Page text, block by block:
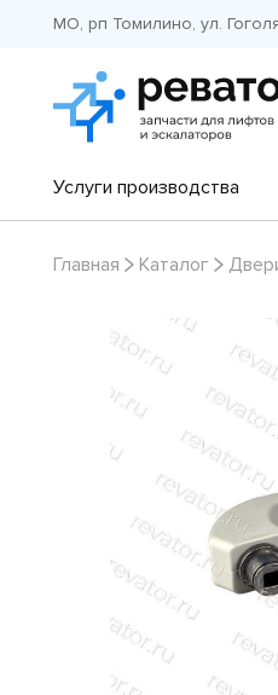
МО, рп Томилино, ул.
Услуги производства
Главная Каталог